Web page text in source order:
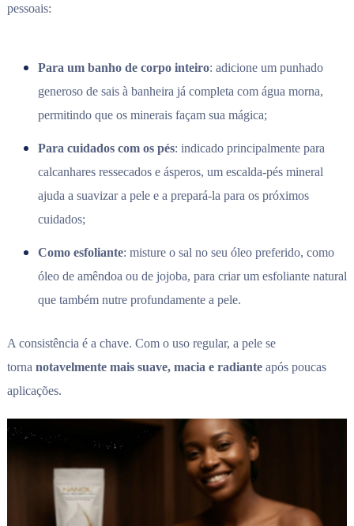
pessoais:
Para um banho de corpo inteiro: adicione um punhado
generoso de sais à banheira já completa com água morna,
permitindo que os minerais façam sua mágica;
Para cuidados com os pés: indicado principalmente para
calcanhares ressecados e ásperos, um escalda-pés mineral
ajuda a suavizar a pele e a prepará-la para os próximos
cuidados;
Como esfoliante: misture o sal no seu óleo preferido, como
óleo de amêndoa ou de jojoba, para criar um esfoliante natural
que também nutre profundamente a pele.
A consistência é a chave. Com o uso regular, a pele se
torna notavelmente mais suave, macia e radianteapós poucas
aplicações.